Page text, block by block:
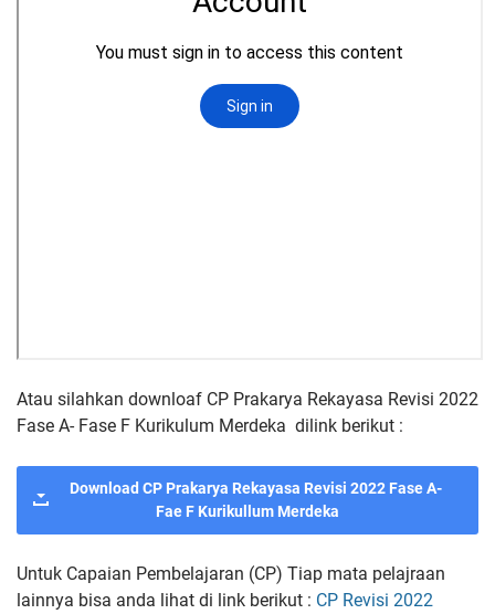
Atau silahkan downloaf CP Prakarya Rekayasa Revisi 2022
Fase A- Fase F Kurikulum Merdeka dilink berikut :
Download CP Prakarya Rekayasa Revisi 2022 Fase A-
Fae F Kurikullum Merdeka
Untuk Capaian Pembelajaran (CP) Tiap mata pelajraan
lainnya bisa anda lihat di link berikut : CP Revisi 2022